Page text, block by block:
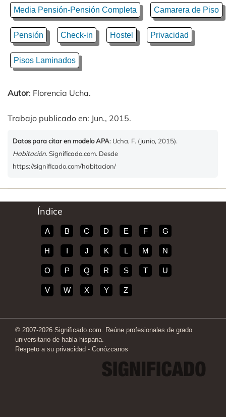
Media Pensión-Pensión Completa Camarera de Piso
Pensión Check-in Hostel Privacidad
Pisos Laminados
Autor: Florencia Ucha.
Trabajo publicado en: Jun., 2015.
Datos para citar en modelo APA: Ucha, F. (junio, 2015).
Habitación. Significado.com. Desde
https://significado.com/habitacion/
Índice
A B C D E F G
H I J K L M N
O P Q R S T U
V W X Y Z
© 2007-2026 Significado.com. Reúne profesionales de grado
universitario de habla hispana.
Respeto a su privacidad - Conózcanos